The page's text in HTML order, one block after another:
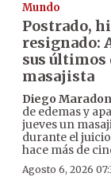
Mundo
Postrado,
resignado:
sus últimos
masajista
Diego
de edemas y
jueves un
durante el
hace más de
Agosto 6, 2026